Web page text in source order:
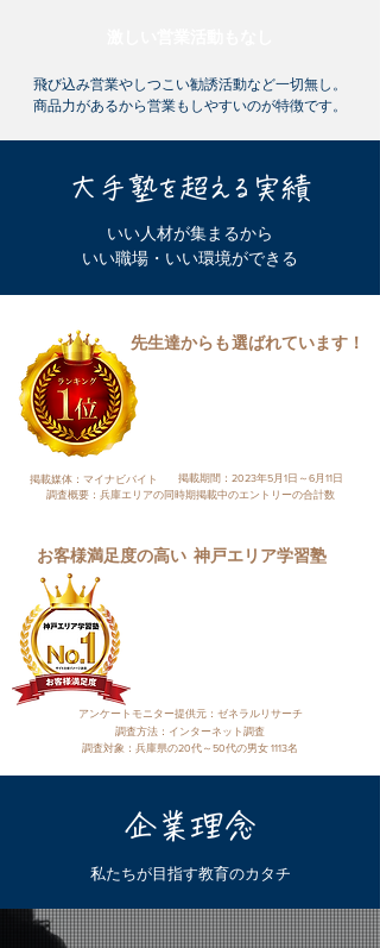
飛び込み営業やしつこい勧誘活動など一切無し。
商品力があるから営業もしやすいのが特徴です。
​大手塾を超える実績
いい人材が集まるから
いい職場・いい環境ができる
先生達からも選ばれています！
掲載媒体：マイナビバイト
掲載期間：2023年5月1日～6月11日
調査概要：兵庫エリアの同時期掲載中のエントリーの合計数
お客様満足度の高い 神戸エリア学習塾
アンケートモニター提供元：ゼネラルリサーチ
調査方法：インターネット調査
調査対象：兵庫県の20代～50代の男女 1113名
企業理念
私たちが目指す教育のカタチ